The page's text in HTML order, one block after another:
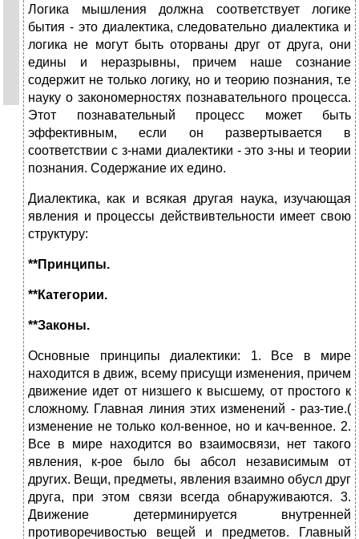
Логика мышления должна соответствует логике
бытия - это диалектика, следовательно диалектика и
логика не могут быть оторваны друг от друга, они
едины и неразрывны, причем наше сознание
содержит не только логику, но и теорию познания, т.е
науку о закономерностях познавательного процесса.
Этот познавательный процесс может быть
эффективным, если он развертывается в
соответствии с з-нами диалектики - это з-ны и теории
познания. Содержание их едино.
Диалектика, как и всякая другая наука, изучающая
явления и процессы действивтельности имеет свою
структуру:
**Принципы.
**Категории.
**Законы.
Основные принципы диалектики:
1. Все в мире
находится в движ, всему присущи изменения, причем
движение идет от низшего к высшему, от простого к
сложному. Главная линия этих изменений - раз-тие.(
изменение не только кол-венное, но и кач-венное. 2.
Все в мире находится во взаимосвязи, нет такого
явления, к-рое было бы абсол независимым от
других. Вещи, предметы, явления взаимно обусл друг
друга, при этом связи всегда обнаруживаются. 3.
Движение детерминируется внутренней
противоречивостью вещей и предметов. Главный